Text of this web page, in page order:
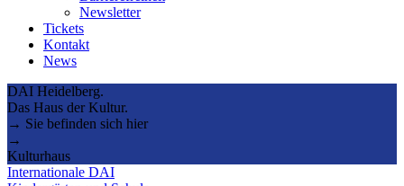
Newsletter
Tickets
Kontakt
News
DAI Heidelberg.
Das Haus der Kultur.
→ Sie befinden sich hier
→
Kulturhaus
Internationale DAI